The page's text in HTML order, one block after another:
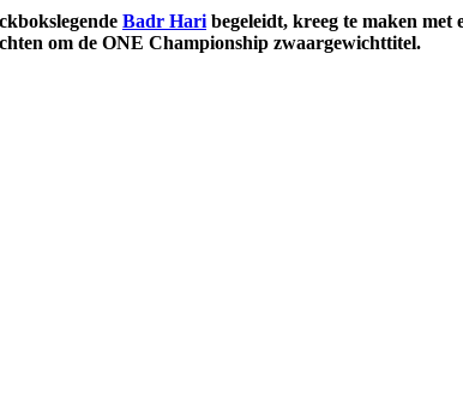
Badr Hari begeleidt, kreeg te maken
om de ONE Championship zwaargewichttitel.